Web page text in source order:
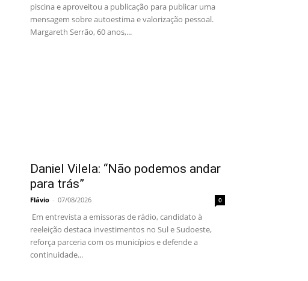
piscina e aproveitou a publicação para publicar uma
mensagem sobre autoestima e valorização pessoal.
Margareth Serrão, 60 anos,...
Daniel Vilela: “Não podemos andar
para trás”
Flávio - 07/08/2026 0
Em entrevista a emissoras de rádio, candidato à
reeleição destaca investimentos no Sul e Sudoeste,
reforça parceria com os municípios e defende a
continuidade...